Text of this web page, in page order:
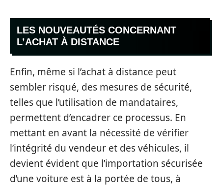
LES NOUVEAUTÉS CONCERNANT
L’ACHAT À DISTANCE
Enfin, même si l’achat à distance peut
sembler risqué, des mesures de sécurité,
telles que l’utilisation de mandataires,
permettent d’encadrer ce processus. En
mettant en avant la nécessité de vérifier
l’intégrité du vendeur et des véhicules, il
devient évident que l’importation sécurisée
d’une voiture est à la portée de tous, à